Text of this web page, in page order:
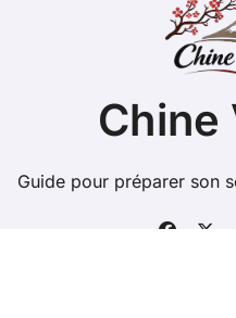
Chine
Guide pour préparer son